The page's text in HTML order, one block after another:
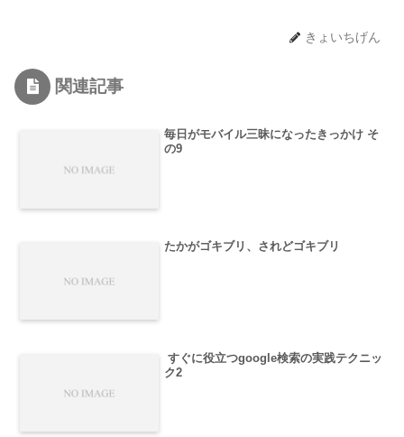
きょいちげん
関連記事
毎日がモバイル三昧になったきっかけ そ
の9
たかがゴキブリ、されどゴキブリ
すぐに役立つgoogle検索の実践テクニッ
ク2